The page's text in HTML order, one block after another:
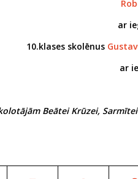
ar
10.klases skolēnus
ar
Beātei Krūzei,